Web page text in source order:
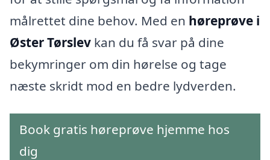
målrettet dine behov. Med en høreprøve i
Øster Tørslev kan du få svar på dine
bekymringer om din hørelse og tage
næste skridt mod en bedre lydverden.
Book gratis høreprøve hjemme hos
dig